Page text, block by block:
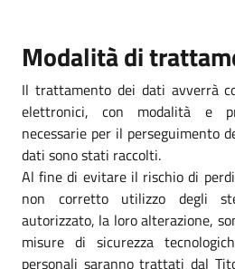
Modalità di
Il trattamento dei dati avverrà
elettronici, con modalità e
necessarie per il perseguimento
dati sono stati raccolti.
Al fine di evitare il rischio di
non corretto utilizzo degli
autorizzato, la loro alterazione,
misure di sicurezza
personali saranno trattati dal